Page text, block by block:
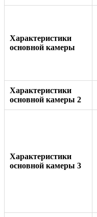
Характеристики
основной камеры
Характеристики
основной камеры 2
Характеристики
основной камеры 3